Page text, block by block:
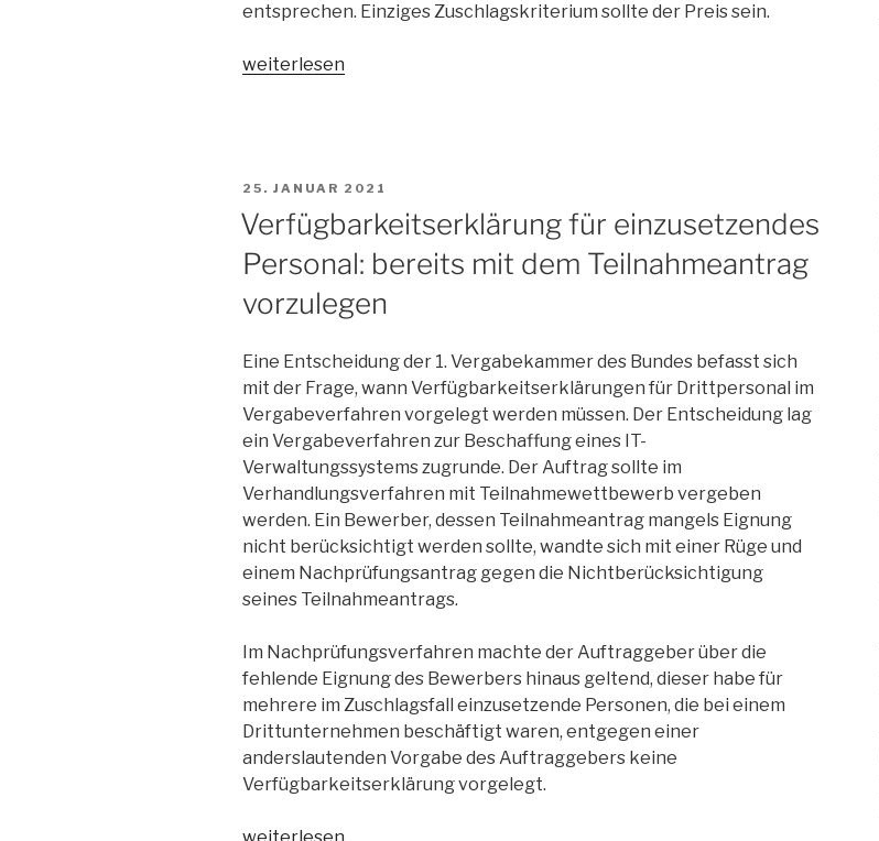
entsprechen. Einziges Zuschlagskriterium sollte der Preis sein.
„VK
Zuschlagskriterium
gefordert
werden“
weiterlesen
VERÖFFENTLICHT
AM
25. JANUAR 2021
Verfügbarkeitserklärung für einzusetzendes
Personal: bereits mit dem Teilnahmeantrag
vorzulegen
Eine Entscheidung der 1. Vergabekammer des Bundes befasst sich
mit der Frage, wann Verfügbarkeitserklärungen für Drittpersonal im
Vergabeverfahren vorgelegt werden müssen. Der Entscheidung lag
ein Vergabeverfahren zur Beschaffung eines IT-
Verwaltungssystems zugrunde. Der Auftrag sollte im
Verhandlungsverfahren mit Teilnahmewettbewerb vergeben
werden. Ein Bewerber, dessen Teilnahmeantrag mangels Eignung
nicht berücksichtigt werden sollte, wandte sich mit einer Rüge und
einem Nachprüfungsantrag gegen die Nichtberücksichtigung
seines Teilnahmeantrags.
Im Nachprüfungsverfahren machte der Auftraggeber über die
fehlende Eignung des Bewerbers hinaus geltend, dieser habe für
mehrere im Zuschlagsfall einzusetzende Personen, die bei einem
Drittunternehmen beschäftigt waren, entgegen einer
anderslautenden Vorgabe des Auftraggebers keine
Verfügbarkeitserklärung vorgelegt.
„Verfügbarkeitserklärung
weiterlesen